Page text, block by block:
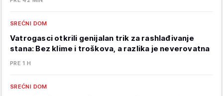
SREĆNI DOM
Vatrogasci otkrili genijalan trik za rashlađivanje
stana: Bez klime i troškova, a razlika je neverovatna
PRE 1 H
SREĆNI DOM